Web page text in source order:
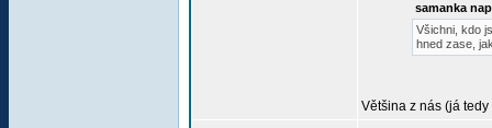
samanka
Všichni, kdo
hned zase,
Většina z nás (já